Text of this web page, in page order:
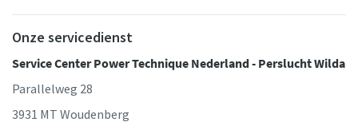
Onze servicedienst
Service Center Power Technique Nederland - Perslucht Wilda
Parallelweg 28
3931 MT Woudenberg